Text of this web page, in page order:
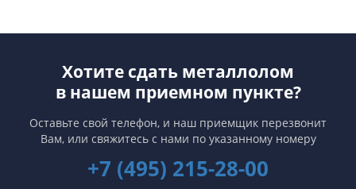
Хотите сдать металлолом
в нашем приемном пункте?
Оставьте свой телефон, и наш приемщик перезвонит
Вам, или свяжитесь с нами по указанному номеру
+7 (495) 215-28-00